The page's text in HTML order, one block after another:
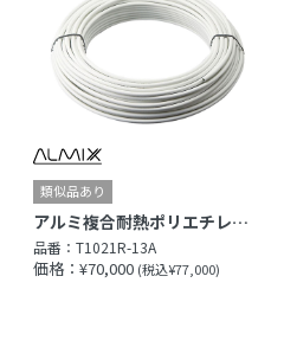
アルミ複合耐熱ポリエチレン管（Type R）
品番：T1021R-13A
価格：¥70,000 (税込¥77,000)